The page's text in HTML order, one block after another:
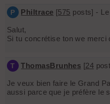
P Philtrace [575 posts] -
Salut,
Si tu concrétise ton we merci
T ThomasBrunhes [24
Je veux bien faire le Grand
aussi parce que je préfère le